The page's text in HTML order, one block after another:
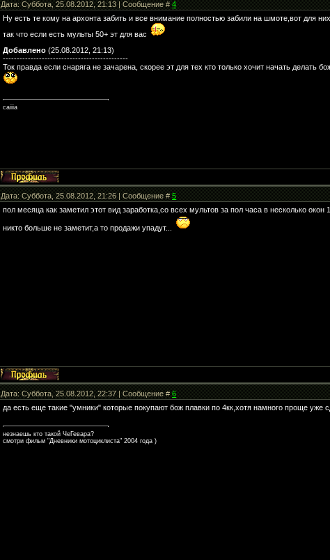
Дата: Суббота, 25.08.2012, 21:13 | Сообщение #4
Ну есть те кому на архонта забить и все внимание полностью забили на шмоте,вот для
так что если есть мульты 50+ эт для вас
Добавлено (25.08.2012, 21:13)
---------------------------------------------
Ток правда если снаряга не зачарена, скорее эт для тех кто только хочит начать делать
caiiia
Дата: Суббота, 25.08.2012, 21:26 | Сообщение #5
пол месяца как заметил этот вид заработка,со всех мультов за пол часа в несколько
никто больше не заметит,а то продажи упадут...
Дата: Суббота, 25.08.2012, 22:37 | Сообщение #6
да есть еще такие "умники" которые покупают бож плавки по 4кк,хотя намного проще уже
незнаешь кто такой ЧеГевара?
смотри фильм "Дневники мотоциклиста" 2004 года )